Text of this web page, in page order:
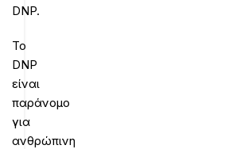
DNP.
Το
DNP
είναι
παράνομο
για
ανθρώπινη